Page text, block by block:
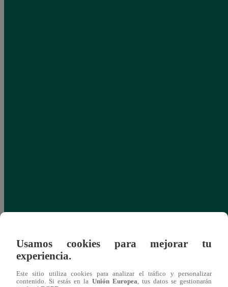
Usamos cookies para mejorar tu
experiencia.
Este sitio utiliza cookies para analizar el tráfico y personalizar
contenido. Si estás en la Unión Europea , tus datos se gestionarán